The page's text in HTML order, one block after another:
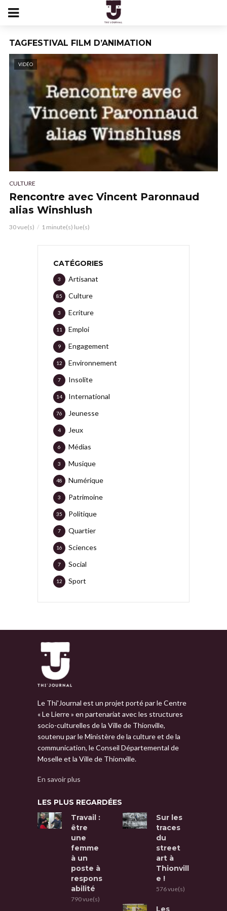
TAGFESTIVAL FILM D’ANIMATION
VIDÉO
CULTURE
Rencontre avec Vincent Paronnaud
alias Winshlush
30 vue(s) 1 minute(s) lue(s)
CATÉGORIES
Artisanat
3
Culture
85
Ecriture
3
Emploi
11
Engagement
9
Environnement
12
Insolite
7
International
14
Jeunesse
76
Jeux
4
Médias
6
Musique
3
Numérique
48
Patrimoine
3
Politique
35
Quartier
7
Sciences
16
Social
7
Sport
12
Le Thi'Journal est un projet porté par le Centre
« Le Lierre » en partenariat avec les structures
socio-culturelles de la Ville de Thionville,
soutenu par le Ministère de la culture et de la
communication, le Conseil Départemental de
Moselle et la Ville de Thionville.
En savoir plus
LES PLUS REGARDÉES
Travail :
être
une
femme
à un
poste à
respons
abilité
790 vue(s)
Sur les
traces
du
street
art à
Thionvill
e !
576 vue(s)
Les